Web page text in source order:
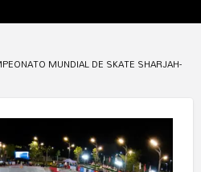
MUNDIAL DE SKATE SHARJAH-